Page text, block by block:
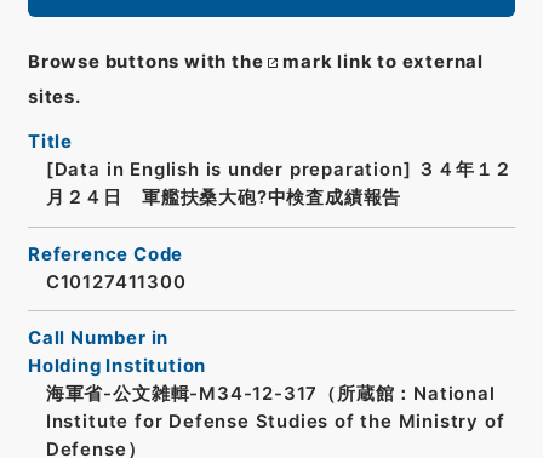
Browse buttons with the
mark link to external
sites.
Title
[Data in English is under preparation]
３４年１２
月２４日 軍艦扶桑大砲?中検査成績報告
Reference Code
C10127411300
Call Number in
Holding Institution
海軍省-公文雑輯-M34-12-317（所蔵館：National
Institute for Defense Studies of the Ministry of
Defense）